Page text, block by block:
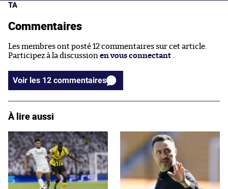
TA
Commentaires
Les membres ont posté 12 commentaires sur cet article.
Participez à la discussion en vous connectant .
Voir les 12 commentaires
À lire aussi